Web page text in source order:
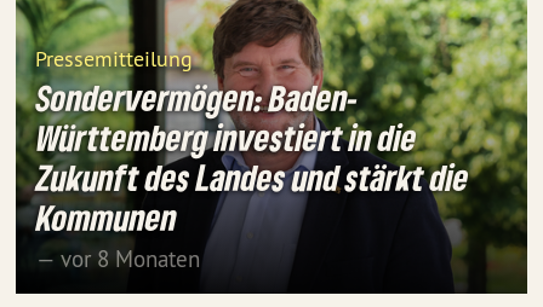
Pressemitteilung
Sondervermögen: Baden-
Württemberg investiert in die
Zukunft des Landes und stärkt die
Kommunen
— vor 8 Monaten